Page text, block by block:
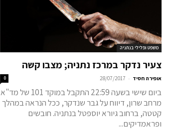
משפט ופלילי בנתניה
צעיר נדקר במרכז נתניה; מצבו קשה
אופירה חסיד -
28/07/2017
0
ביום שישי בשעה 22:59 התקבל במוקד 101 של מד"א
מרחב שרון, דיווח על גבר שנדקר, ככל הנראה במהלך
קטטה, ברחוב גיורא יוספטל בנתניה. חובשים
ופראמדיקים...